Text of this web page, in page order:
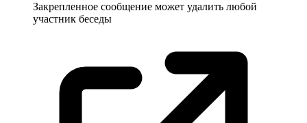
Закрепленное сообщение может удалить любой
участник беседы